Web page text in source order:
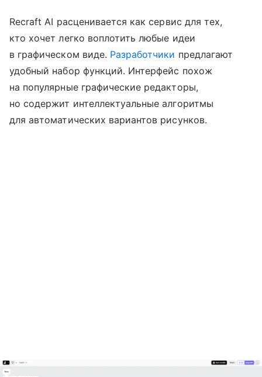
Recraft AI расценивается как сервис для тех,
кто хочет легко воплотить любые идеи
в графическом виде. Разработчики предлагают
удобный набор функций. Интерфейс похож
на популярные графические редакторы,
но содержит интеллектуальные алгоритмы
для автоматических вариантов рисунков.